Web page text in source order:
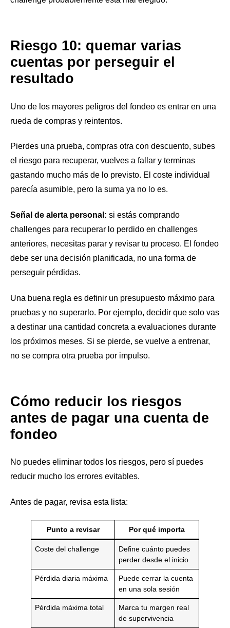
Riesgo 10: quemar varias
cuentas por perseguir el
resultado
Uno de los mayores peligros del fondeo es entrar en una
rueda de compras y reintentos.
Pierdes una prueba, compras otra con descuento, subes
el riesgo para recuperar, vuelves a fallar y terminas
gastando mucho más de lo previsto. El coste individual
parecía asumible, pero la suma ya no lo es.
Señal de alerta personal: si estás comprando
challenges para recuperar lo perdido en challenges
anteriores, necesitas parar y revisar tu proceso. El fondeo
debe ser una decisión planificada, no una forma de
perseguir pérdidas.
Una buena regla es definir un presupuesto máximo para
pruebas y no superarlo. Por ejemplo, decidir que solo vas
a destinar una cantidad concreta a evaluaciones durante
los próximos meses. Si se pierde, se vuelve a entrenar,
no se compra otra prueba por impulso.
Cómo reducir los riesgos
antes de pagar una cuenta de
fondeo
No puedes eliminar todos los riesgos, pero sí puedes
reducir mucho los errores evitables.
Antes de pagar, revisa esta lista:
Punto a revisar Por qué importa
Coste del challenge
Define cuánto puedes
perder desde el inicio
Pérdida diaria máxima
Puede cerrar la cuenta
en una sola sesión
Pérdida máxima total
Marca tu margen real
de supervivencia